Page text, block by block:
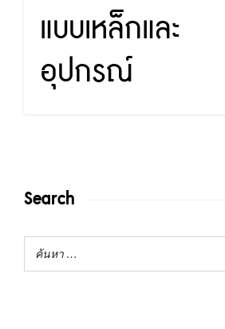
แบบเหล็กและ
อุปกรณ์
Search